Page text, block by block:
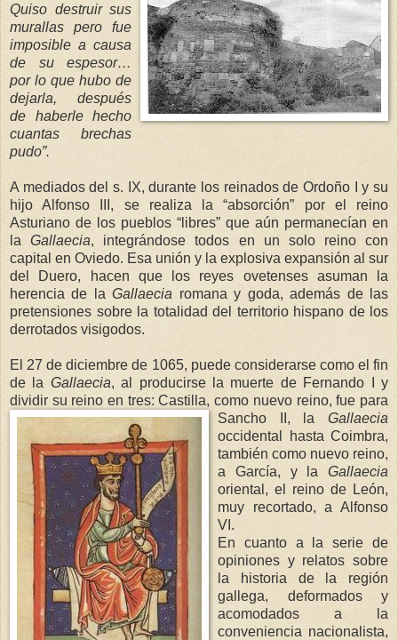
Quiso destruir sus
murallas pero fue
imposible a causa
de su espesor…
por lo que hubo de
dejarla, después
de haberle hecho
cuantas brechas
pudo”.
A mediados del s. IX, durante los reinados de Ordoño I y su
hijo Alfonso III, se realiza la “absorción” por el reino
Asturiano de los pueblos “libres” que aún permanecían en
la
Gallaecia, integrándose todos en un solo reino con
capital en Oviedo. Esa unión y la explosiva expansión al sur
del Duero, hacen que los reyes ovetenses asuman la
herencia de
laGallaecia romana y goda, además de las
pretensiones sobre la totalidad del territorio hispano de los
derrotados visigodos.
El 27 de diciembre de 1065, puede considerarse como el fin
de
la Gallaecia, al producirse la muerte de Fernando I y
dividir su reino en tres: Castilla, como nuevo reino, fue para
Sancho II,
laGallaecia
occidental hasta Coimbra,
también como nuevo reino,
a García, y
la Gallaecia
oriental, el reino de León,
muy recortado, a Alfonso
VI.
En cuanto a la serie de
opiniones y relatos sobre
la historia de la región
gallega, deformados y
acomodados a la
conveniencia nacionalista,